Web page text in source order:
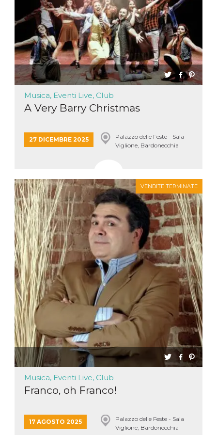
Musica, Eventi Live, Club
A Very Barry Christmas
27 DICEMBRE 2025
Palazzo delle Feste - Sala
Viglione, Bardonecchia
VENDITE TERMINATE
Musica, Eventi Live, Club
Franco, oh Franco!
17 AGOSTO 2025
Palazzo delle Feste - Sala
Viglione, Bardonecchia